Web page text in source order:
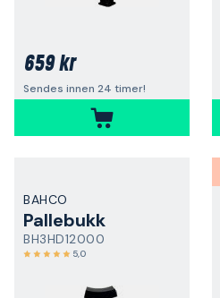
659 kr
Sendes innen 24 timer!
BAHCO
Pallebukk
BH3HD12000
5,0